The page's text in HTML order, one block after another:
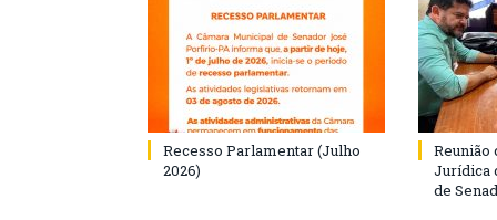
Recesso Parlamentar (Julho
2026)
Reunião
Jurídica
de